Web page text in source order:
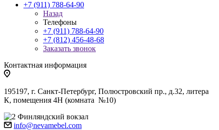
+7 (911) 788-64-90
Назад
Телефоны
+7 (911) 788-64-90
+7 (812) 456-48-68
Заказать звонок
Контактная информация
195197, г. Санкт-Петербург, Полюстровский пр., д.32, литера
К, помещения 4Н (комната №10)
Финляндский вокзал
info@nevamebel.com